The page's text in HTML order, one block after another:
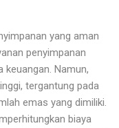
yang aman
penyimpanan
keuangan. Namun,
tergantung pada
emas yang dimiliki.
biaya